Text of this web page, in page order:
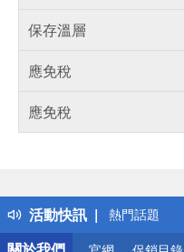
保存溫層
應免稅
應免稅
活動快訊
得獎公告
熱門話題
銀行優惠